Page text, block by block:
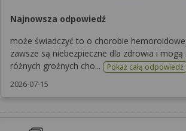
Najnowsza odpowiedź
może świadczyć to o chorobie
zawsze są niebezpieczne dla zdrowia i mogą
różnych groźnych cho...
Pokaż całą odpowiedź
2026-07-15